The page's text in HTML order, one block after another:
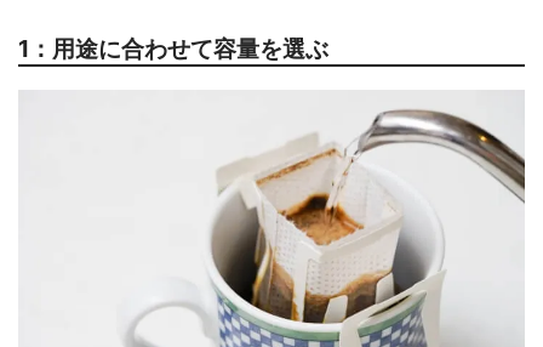
1：用途に合わせて容量を選ぶ